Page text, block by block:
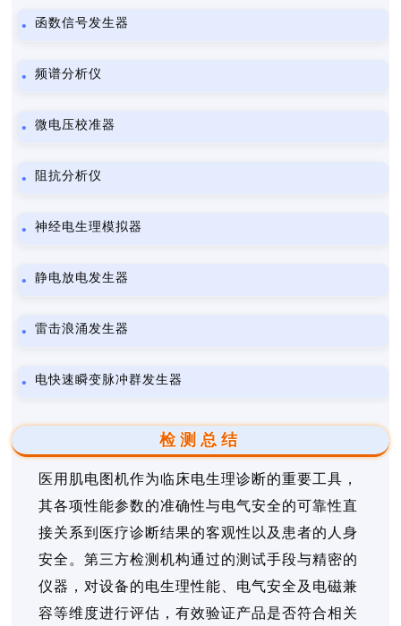
函数信号发生器
频谱分析仪
微电压校准器
阻抗分析仪
神经电生理模拟器
静电放电发生器
雷击浪涌发生器
电快速瞬变脉冲群发生器
检测总结
医用肌电图机作为临床电生理诊断的重要工具，
其各项性能参数的准确性与电气安全的可靠性直
接关系到医疗诊断结果的客观性以及患者的人身
安全。第三方检测机构通过的测试手段与精密的
仪器，对设备的电生理性能、电气安全及电磁兼
容等维度进行评估，有效验证产品是否符合相关